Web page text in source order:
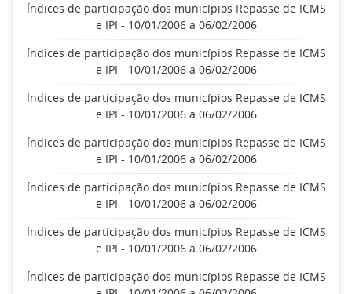
Índices de participação dos municípios Repasse de ICMS
e IPI - 10/01/2006 a 06/02/2006
Índices de participação dos municípios Repasse de ICMS
e IPI - 10/01/2006 a 06/02/2006
Índices de participação dos municípios Repasse de ICMS
e IPI - 10/01/2006 a 06/02/2006
Índices de participação dos municípios Repasse de ICMS
e IPI - 10/01/2006 a 06/02/2006
Índices de participação dos municípios Repasse de ICMS
e IPI - 10/01/2006 a 06/02/2006
Índices de participação dos municípios Repasse de ICMS
e IPI - 10/01/2006 a 06/02/2006
Índices de participação dos municípios Repasse de ICMS